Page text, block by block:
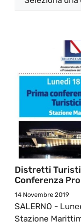
Distretti
Conferenza
14 Novembre 2019
SALERNO -
Stazione